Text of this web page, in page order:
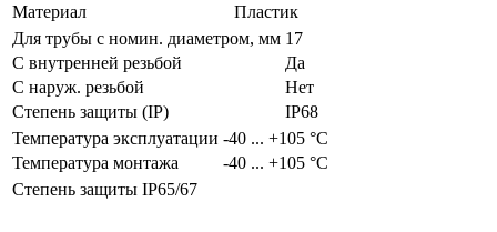
Материал
Пластик
Для трубы с номин. диаметром, мм 17
С внутренней резьбой
Да
С наруж. резьбой
Нет
Степень защиты (IP)
IP68
Температура эксплуатации -40 ... +105 °C
Температура монтажа
-40 ... +105 °C
Степень защиты IP65/67